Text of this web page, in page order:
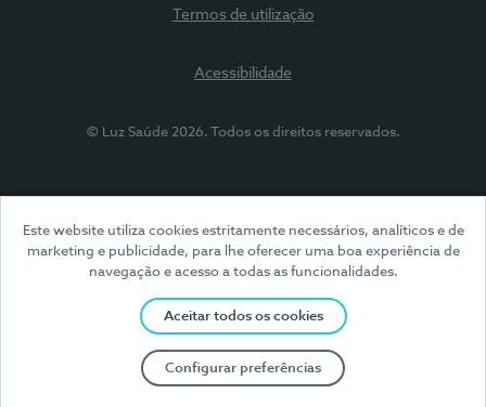
Este website utiliza cookies estritamente necessários, analíticos e de
marketing e publicidade, para lhe oferecer uma boa experiência de
navegação e acesso a todas as funcionalidades.
Aceitar todos os cookies
Configurar preferências
Termos de utilização
Acessibilidade
© Luz Saúde 2026. Todos os direitos reservados.